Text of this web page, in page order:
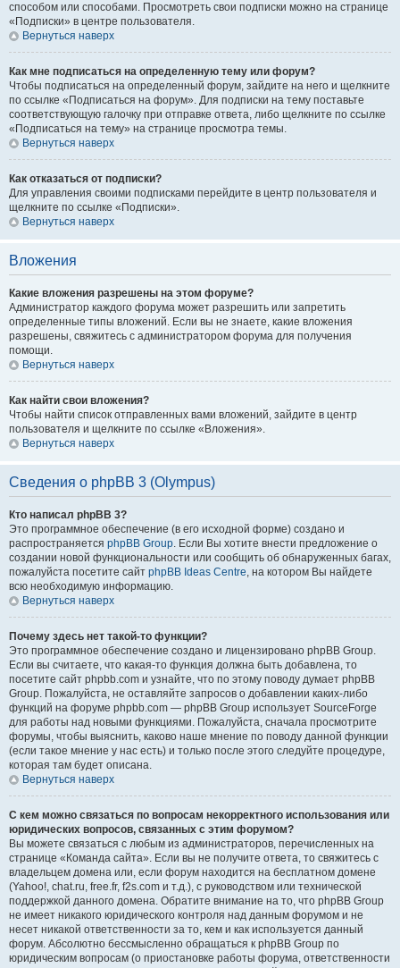
способом или способами. Просмотреть свои подписки можно на странице
«Подписки» в центре пользователя.
Вернуться наверх
Как мне подписаться на определенную тему или форум?
Чтобы подписаться на определенный форум, зайдите на него и щелкните
по ссылке «Подписаться на форум». Для подписки на тему поставьте
соответствующую галочку при отправке ответа, либо щелкните по ссылке
«Подписаться на тему» на странице просмотра темы.
Вернуться наверх
Как отказаться от подписки?
Для управления своими подписками перейдите в центр пользователя и
щелкните по ссылке «Подписки».
Вернуться наверх
Вложения
Какие вложения разрешены на этом форуме?
Администратор каждого форума может разрешить или запретить
определенные типы вложений. Если вы не знаете, какие вложения
разрешены, свяжитесь с администратором форума для получения
помощи.
Вернуться наверх
Как найти свои вложения?
Чтобы найти список отправленных вами вложений, зайдите в центр
пользователя и щелкните по ссылке «Вложения».
Вернуться наверх
Сведения о phpBB 3 (Olympus)
Кто написал phpBB 3?
Это программное обеспечение (в его исходной форме) создано и
распространяется phpBB Group. Если Вы хотите внести предложение о
создании новой функциональности или сообщить об обнаруженных багах,
пожалуйста посетите сайт phpBB Ideas Centre, на котором Вы найдете
всю необходимую информацию.
Вернуться наверх
Почему здесь нет такой-то функции?
Это программное обеспечение создано и лицензировано phpBB Group.
Если вы считаете, что какая-то функция должна быть добавлена, то
посетите сайт phpbb.com и узнайте, что по этому поводу думает phpBB
Group. Пожалуйста, не оставляйте запросов о добавлении каких-либо
функций на форуме phpbb.com — phpBB Group использует SourceForge
для работы над новыми функциями. Пожалуйста, сначала просмотрите
форумы, чтобы выяснить, каково наше мнение по поводу данной функции
(если такое мнение у нас есть) и только после этого следуйте процедуре,
которая там будет описана.
Вернуться наверх
С кем можно связаться по вопросам некорректного использования или
юридических вопросов, связанных с этим форумом?
Вы можете связаться с любым из администраторов, перечисленных на
странице «Команда сайта». Если вы не получите ответа, то свяжитесь с
владельцем домена или, если форум находится на бесплатном домене
(Yahoo!, chat.ru, free.fr, f2s.com и т.д.), с руководством или технической
поддержкой данного домена. Обратите внимание на то, что phpBB Group
не имеет никакого юридического контроля над данным форумом и не
несет никакой ответственности за то, кем и как используется данный
форум. Абсолютно бессмысленно обращаться к phpBB Group по
юридическим вопросам (о приостановке работы форума, ответственности